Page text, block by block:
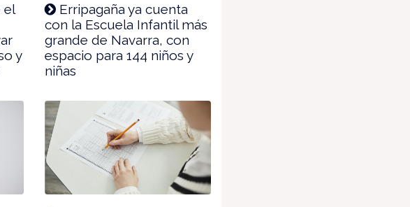
el
y
Erripagaña ya cuenta
con la Escuela Infantil más
grande de Navarra, con
espacio para 144 niños y
niñas